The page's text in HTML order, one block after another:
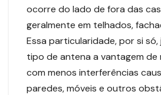
ocorre do lado de fora das
geralmente em telhados,
Essa particularidade, por si
tipo de antena a vantagem de
com menos interferências
paredes, móveis e outros